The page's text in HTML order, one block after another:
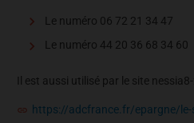
Le numéro 06 72 21 34 47
Le numéro 44 20 36 68 34 60
Il est aussi utilisé par le site
https://adcfrance.fr/epargne/le-